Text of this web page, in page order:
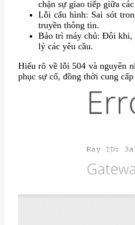
chặn sự giao tiếp giữa
Lỗi cấu hình: Sai sót
truyền thông tin.
Bảo trì máy chủ: Đôi khi,
lý các yêu cầu.
Hiểu rõ về lỗi 504 và nguyên
phục sự cố, đồng thời cung